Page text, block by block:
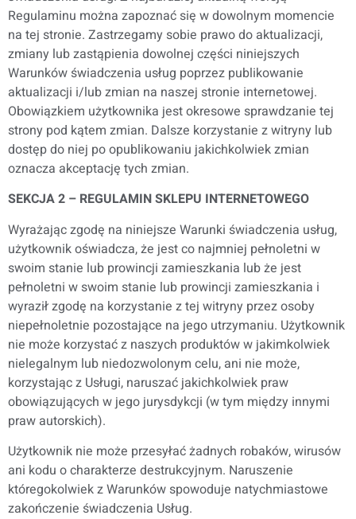
Regulaminu można zapoznać się w dowolnym momencie
na tej stronie. Zastrzegamy sobie prawo do aktualizacji,
zmiany lub zastąpienia dowolnej części niniejszych
Warunków świadczenia usług poprzez publikowanie
aktualizacji i/lub zmian na naszej stronie internetowej.
Obowiązkiem użytkownika jest okresowe sprawdzanie tej
strony pod kątem zmian. Dalsze korzystanie z witryny lub
dostęp do niej po opublikowaniu jakichkolwiek zmian
oznacza akceptację tych zmian.
SEKCJA 2 – REGULAMIN SKLEPU INTERNETOWEGO
Wyrażając zgodę na niniejsze Warunki świadczenia usług,
użytkownik oświadcza, że jest co najmniej pełnoletni w
swoim stanie lub prowincji zamieszkania lub że jest
pełnoletni w swoim stanie lub prowincji zamieszkania i
wyraził zgodę na korzystanie z tej witryny przez osoby
niepełnoletnie pozostające na jego utrzymaniu. Użytkownik
nie może korzystać z naszych produktów w jakimkolwiek
nielegalnym lub niedozwolonym celu, ani nie może,
korzystając z Usługi, naruszać jakichkolwiek praw
obowiązujących w jego jurysdykcji (w tym między innymi
praw autorskich).
Użytkownik nie może przesyłać żadnych robaków, wirusów
ani kodu o charakterze destrukcyjnym. Naruszenie
któregokolwiek z Warunków spowoduje natychmiastowe
zakończenie świadczenia Usług.